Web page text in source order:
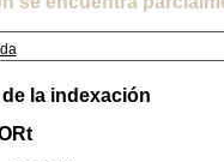
la indexación